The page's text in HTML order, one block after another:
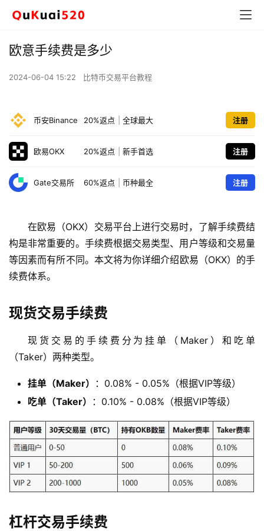
欧意手续费是多少
2024-06-04 15:22 比特币交易平台教程
币安Binance 20%返点 全球最大 注册
欧易OKX 20%返点 新手首选 注册
Gate交易所 60%返点 币种最全 注册
在欧易（OKX）交易平台上进行交易时，了解手续费结
构是非常重要的。手续费根据交易类型、用户等级和交易量
等因素而有所不同。本文将为你详细介绍欧易（OKX）的手
续费体系。
现货交易手续费
现货交易的手续费分为挂单（Maker）和吃单
（Taker）两种类型。
挂单（Maker）
：0.08% - 0.05%（根据VIP等级）
吃单（Taker）
：0.10% - 0.08%（根据VIP等级）
杠杆交易手续费